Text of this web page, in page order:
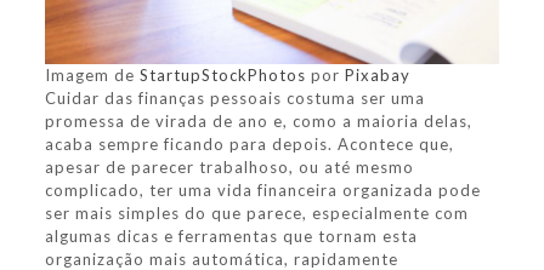
Imagem deStartupStockPhotos porPixabay
Cuidar das finanças pessoais costuma ser uma
promessa de virada de ano e, como a maioria delas,
acaba sempre ficando para depois. Acontece que,
apesar de parecer trabalhoso, ou até mesmo
complicado, ter uma vida financeira organizada pode
ser mais simples do que parece, especialmente com
algumas dicas e ferramentas que tornam esta
organização mais automática, rapidamente